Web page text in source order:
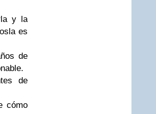
y la
es
de
de
cómo